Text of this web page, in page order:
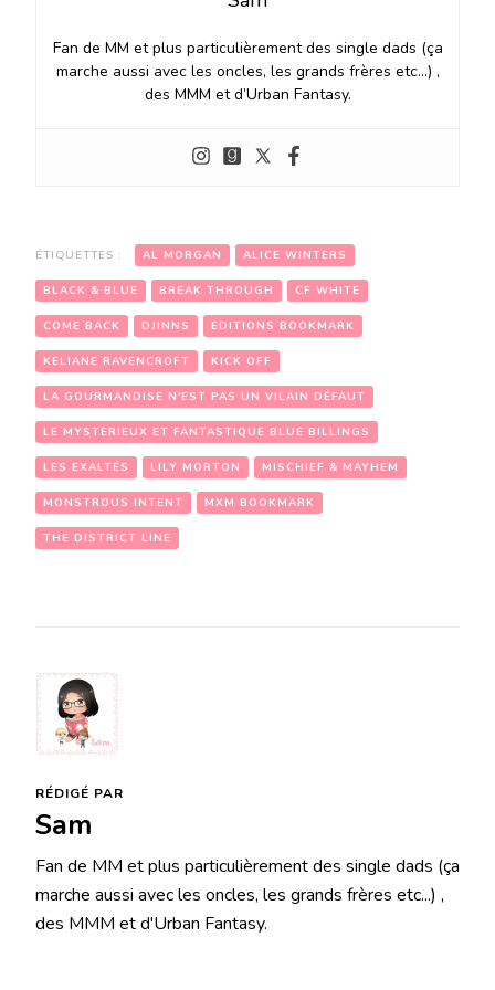
Fan de MM et plus particulièrement des single dads (ça
marche aussi avec les oncles, les grands frères etc…) ,
des MMM et d’Urban Fantasy.
ÉTIQUETTES : AL MORGAN ALICE WINTERS
BLACK & BLUE BREAK THROUGH CF WHITE
COME BACK DJINNS EDITIONS BOOKMARK
KELIANE RAVENCROFT KICK OFF
LA GOURMANDISE N'EST PAS UN VILAIN DÉFAUT
LE MYSTERIEUX ET FANTASTIQUE BLUE BILLINGS
LES EXALTÉS LILY MORTON MISCHIEF & MAYHEM
MONSTROUS INTENT MXM BOOKMARK
THE DISTRICT LINE
RÉDIGÉ PAR
Sam
Fan de MM et plus particulièrement des single dads (ça
marche aussi avec les oncles, les grands frères etc...) ,
des MMM et d'Urban Fantasy.